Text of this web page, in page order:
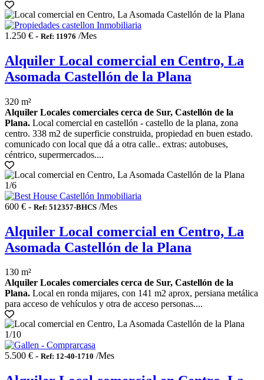
1.250 € - Ref: 11976 /Mes
Alquiler Local comercial en Centro, La
Asomada Castellón de la Plana
320 m²
Alquiler Locales comerciales cerca de Sur, Castellón de la
Plana. Local comercial en castellón - castello de la plana, zona
centro. 338 m2 de superficie construida, propiedad en buen estado.
comunicado con local que dá a otra calle.. extras: autobuses,
céntrico, supermercados....
1/6
600 € - Ref: 512357-BHCS /Mes
Alquiler Local comercial en Centro, La
Asomada Castellón de la Plana
130 m²
Alquiler Locales comerciales cerca de Sur, Castellón de la
Plana. Local en ronda mijares, con 141 m2 aprox, persiana metálica
para acceso de vehículos y otra de acceso personas....
1/10
5.500 € - Ref: 12-40-1710 /Mes